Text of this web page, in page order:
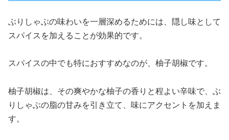
ぶりしゃぶの味わいを一層深めるためには、隠し味として
スパイスを加えることが効果的です。
スパイスの中でも特におすすめなのが、柚子胡椒です。
柚子胡椒は、その爽やかな柚子の香りと程よい辛味で、ぶ
りしゃぶの脂の甘みを引き立て、味にアクセントを加えま
す。